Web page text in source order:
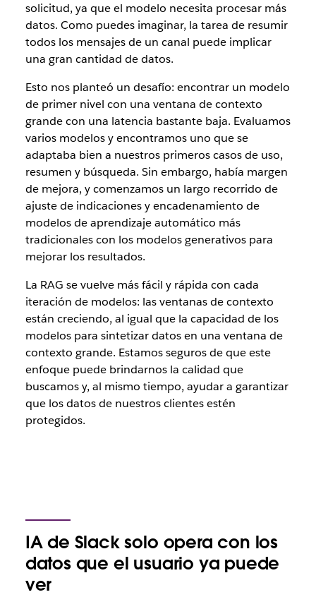
solicitud, ya que el modelo necesita procesar más
datos. Como puedes imaginar, la tarea de resumir
todos los mensajes de un canal puede implicar
una gran cantidad de datos.
Esto nos planteó un desafío: encontrar un modelo
de primer nivel con una ventana de contexto
grande con una latencia bastante baja. Evaluamos
varios modelos y encontramos uno que se
adaptaba bien a nuestros primeros casos de uso,
resumen y búsqueda. Sin embargo, había margen
de mejora, y comenzamos un largo recorrido de
ajuste de indicaciones y encadenamiento de
modelos de aprendizaje automático más
tradicionales con los modelos generativos para
mejorar los resultados.
La RAG se vuelve más fácil y rápida con cada
iteración de modelos: las ventanas de contexto
están creciendo, al igual que la capacidad de los
modelos para sintetizar datos en una ventana de
contexto grande. Estamos seguros de que este
enfoque puede brindarnos la calidad que
buscamos y, al mismo tiempo, ayudar a garantizar
que los datos de nuestros clientes estén
protegidos.
IA de Slack solo opera con los
datos que el usuario ya puede
ver